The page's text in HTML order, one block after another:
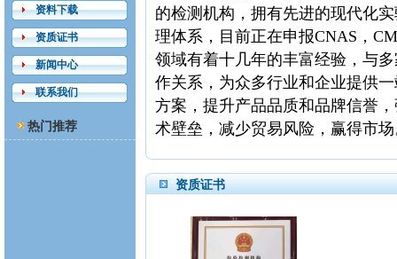
资料下载
资质证书
新闻中心
联系我们
热门推荐
的检测机构，拥有先进的现代化
理体系，目前正在申报CNAS，
领域有着十几年的丰富经验，与
作关系，为众多行业和企业提供
方案，提升产品品质和品牌信誉
术壁垒，减少贸易风险，赢得市
资质证书